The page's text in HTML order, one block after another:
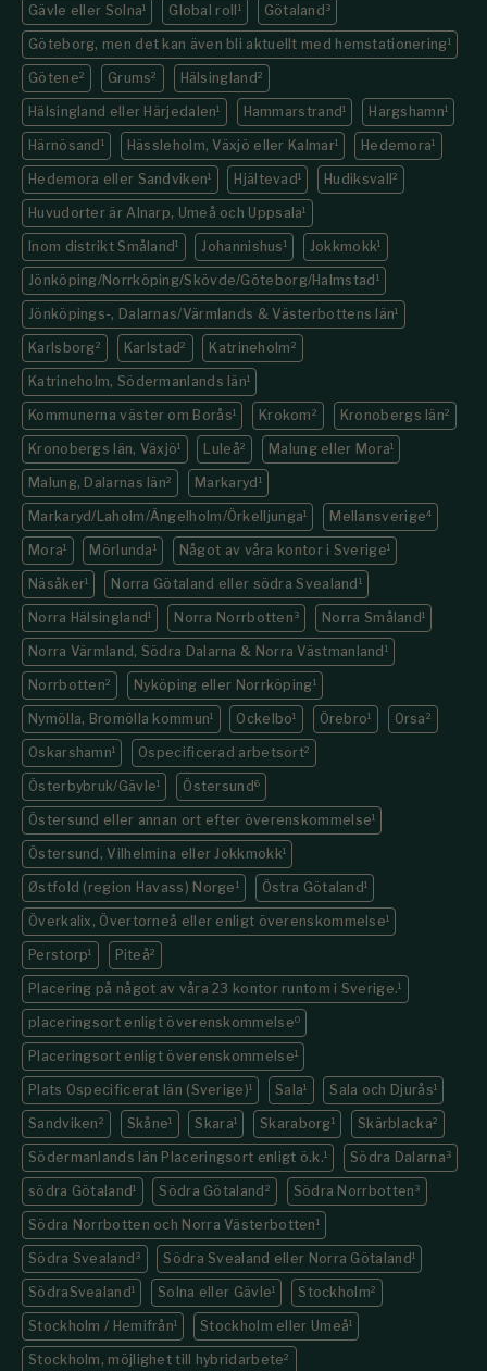
Gävle eller Solna1 Global roll 1 Götaland 3
Göteborg, men det kan även bli aktuellt med hemstationering1
Götene2 Grums2 Hälsingland 2
Hälsingland eller Härjedalen1 Hammarstrand1 Hargshamn1
Härnösand 1 Hässleholm, Växjö eller Kalmar1 Hedemora1
Hedemora eller Sandviken1 Hjältevad1 Hudiksvall2
Huvudorter är Alnarp, Umeå och Uppsala1
Inom distrikt Småland1 Johannishus 1 Jokkmokk1
Jönköping/Norrköping/Skövde/Göteborg/Halmstad 1
Jönköpings-, Dalarnas/Värmlands & Västerbottens län1
Karlsborg2 Karlstad2 Katrineholm 2
Katrineholm, Södermanlands län1
Kommunerna väster om Borås1 Krokom 2 Kronobergs län2
Kronobergs län, Växjö1 Luleå2 Malung eller Mora1
Malung, Dalarnas län2 Markaryd 1
Markaryd/Laholm/Ängelholm/Örkelljunga1 Mellansverige4
Mora1 Mörlunda 1 Något av våra kontor i Sverige1
Näsåker1 Norra Götaland eller södra Svealand 1
Norra Hälsingland1 Norra Norrbotten 3 Norra Småland1
Norra Värmland, Södra Dalarna & Norra Västmanland 1
Norrbotten2 Nyköping eller Norrköping1
Nymölla, Bromölla kommun1 Ockelbo1 Örebro1 Orsa 2
Oskarshamn1 Ospecificerad arbetsort2
Österbybruk/Gävle1 Östersund 6
Östersund eller annan ort efter överenskommelse1
Östersund, Vilhelmina eller Jokkmokk1
Østfold (region Havass) Norge 1 Östra Götaland1
Överkalix, Övertorneå eller enligt överenskommelse1
Perstorp1 Piteå2
Placering på något av våra 23 kontor runtom i Sverige.1
placeringsort enligt överenskommelse0
Placeringsort enligt överenskommelse1
Plats Ospecificerat län (Sverige)1 Sala1 Sala och Djurås1
Sandviken 2 Skåne1 Skara1 Skaraborg1 Skärblacka2
Södermanlands län Placeringsort enligt ö.k.1 Södra Dalarna 3
södra Götaland1 Södra Götaland 2 Södra Norrbotten 3
Södra Norrbotten och Norra Västerbotten 1
Södra Svealand 3 Södra Svealand eller Norra Götaland 1
SödraSvealand 1 Solna eller Gävle1 Stockholm2
Stockholm / Hemifrån1 Stockholm eller Umeå1
Stockholm, möjlighet till hybridarbete2